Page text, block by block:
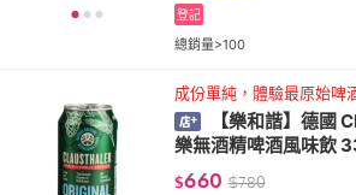
總銷量>100
登記
成份單純，體驗最原始啤
【樂和諧】德國
樂無酒精啤酒風味飲
EGAN
$660 $780